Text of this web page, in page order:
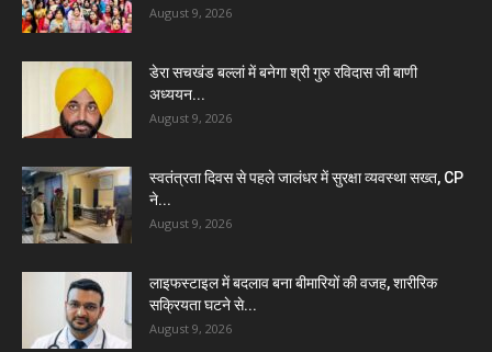
August 9, 2026
डेरा सचखंड बल्लां में बनेगा श्री गुरु रविदास जी बाणी
अध्ययन...
August 9, 2026
स्वतंत्रता दिवस से पहले जालंधर में सुरक्षा व्यवस्था सख्त, CP
ने...
August 9, 2026
लाइफस्टाइल में बदलाव बना बीमारियों की वजह, शारीरिक
सक्रियता घटने से...
August 9, 2026